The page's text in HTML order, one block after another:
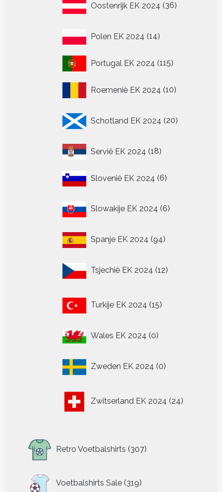
Oostenrijk EK 2024 36
producten
Polen EK 2024 1414
Portugal EK 2024 115115
Roemenië EK 2024 1010
Schotland EK 2024 20
producten
Servië EK 2024 1818
Slovenië EK 2024 66
Slowakije EK 2024 6
producten
Spanje EK 2024 9494
Tsjechië EK 2024 12
producten
Turkije EK 2024 15
producten
Wales EK 2024 00
Zweden EK 2024 0
producten
Zwitserland EK 2024 24
producten
Retro Voetbalshirts 307
producten
Voetbalshirts Sale 319
319